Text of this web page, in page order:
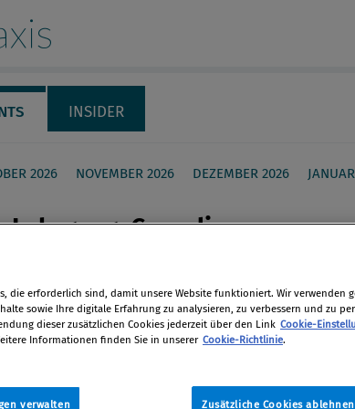
INSIDER
2026 NOVEMBER 2026 DEZEMBER 2026
Compliance
aus der Praxis für die Praxis
die erforderlich sind, damit unsere Website funktioniert. Wir verwenden
sowie Ihre digitale Erfahrung zu analysieren, zu verbessern und zu
dieser zusätzlichen Cookies jederzeit über den Link Cookie-
Informationen finden Sie in unserer Cookie-Richtlinie.
Zusätzliche Cookies ablehnen
verwalten